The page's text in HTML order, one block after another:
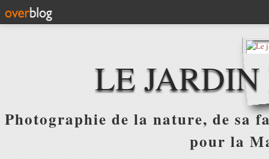
LE
Photographie de la nature, de sa
pour la